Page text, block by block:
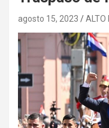
agosto 15, 2023 ALTO